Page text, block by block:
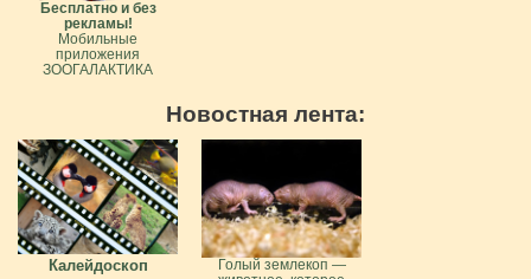
Бесплатно и без
рекламы!
Мобильные
приложения
ЗООГАЛАКТИКА
Новостная лента:
Калейдоскоп
Голый землекоп —